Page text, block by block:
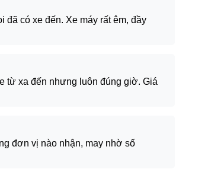
đã có xe đến. Xe máy rất êm, đầy
từ xa đến nhưng luôn đúng giờ. Giá
đơn vị nào nhận, may nhờ số